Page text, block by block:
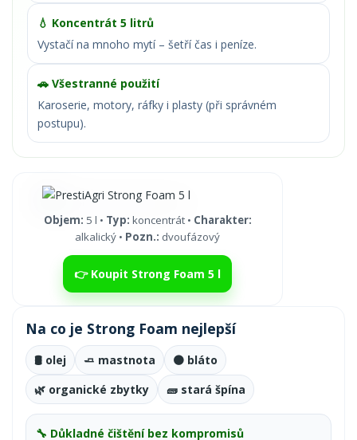
💧 Koncentrát 5 litrů
Vystačí na mnoho mytí – šetří čas i peníze.
🚗 Všestranné použití
Karoserie, motory, ráfky i plasty (při správném
postupu).
Objem: 5 l • Typ: koncentrát • Charakter:
alkalický • Pozn.: dvoufázový
👉 Koupit Strong Foam 5 l
Na co je Strong Foam nejlepší
🛢️ olej 🧈 mastnota
🟤 bláto
🌿 organické zbytky
🧱 stará špína
🔧 Důkladné čištění bez kompromisů